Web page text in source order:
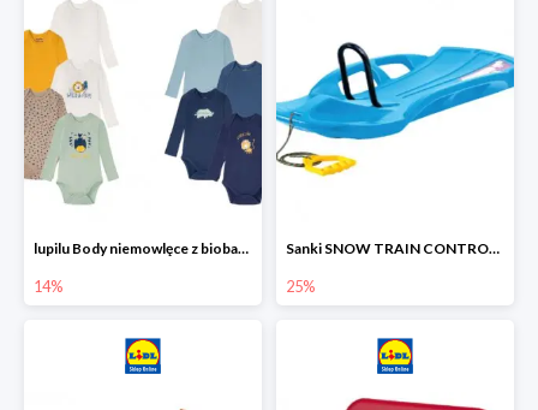
lupilu Body niemowlęce z biobawełny
14%
Sanki SNOW TRAIN CONTROL -25%
25%